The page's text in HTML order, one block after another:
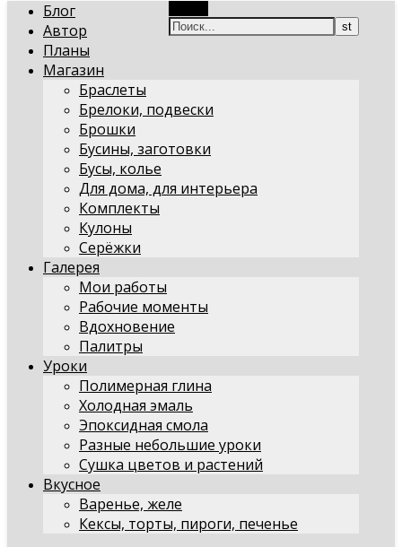
Блог
Автор
Планы
Магазин
Браслеты
Брелоки, подвески
Брошки
Бусины, заготовки
Бусы, колье
Для дома, для интерьера
Комплекты
Кулоны
Серёжки
Галерея
Мои работы
Рабочие моменты
Вдохновение
Палитры
Уроки
Полимерная глина
Холодная эмаль
Эпоксидная смола
Разные небольшие уроки
Сушка цветов и растений
Вкусное
Варенье, желе
Кексы, торты, пироги, печенье